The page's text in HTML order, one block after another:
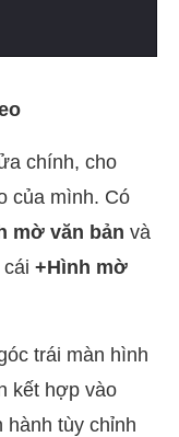
chính, cho
của mình. Có
mờ văn bản và
+Hình mờ
trái màn hình
kết hợp vào
hành tùy chỉnh